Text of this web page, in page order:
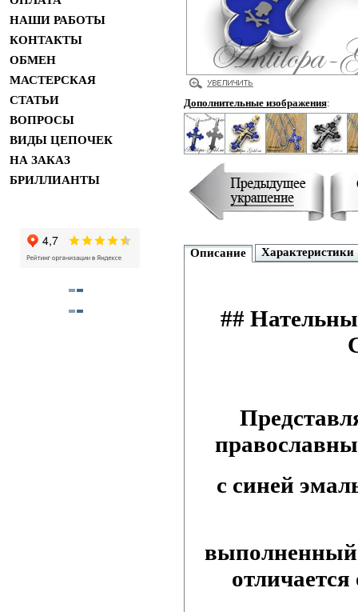
НАШИ РАБОТЫ
КОНТАКТЫ
ОБМЕН
МАСТЕРСКАЯ
СТАТЬИ
ВОПРОСЫ
ВИДЫ ЦЕПОЧЕК
НА ЗАКАЗ
БРИЛЛИАНТЫ
Дополнительные изображения:
Описание Характеристики
##
с синей
выполненный